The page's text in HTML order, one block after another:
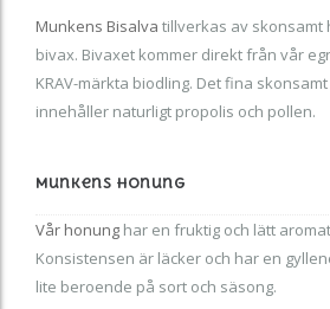
Munkens Bisalva tillverkas av skonsamt
bivax. Bivaxet kommer direkt från vår
KRAV-märkta biodling. Det fina
innehåller naturligt propolis och pollen.
Munkens Honung
Vår honung har en fruktig och lätt
Konsistensen är läcker och har en
lite beroende på sort och säsong.